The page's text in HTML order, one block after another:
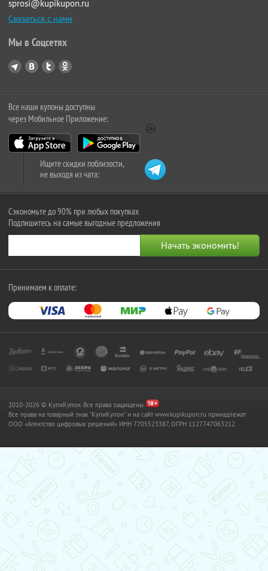
sprosi@kupikupon.ru
Связаться с нами
Мы в Соцсетях
Все наши купоны доступны
через Мобильное Приложение:
Ищите скидки поблизости,
не выходя из чата:
Сэкономьте до 90% при любых покупках
Подпишитесь на самые выгодные предложения
Принимаем к оплате:
2010-2026 © КупиКупон. Все права защищены.
Все права на товарный знак "КупиКупон" и на сайт www.kupikupon.ru принадлежат
OOO «Агентство цифровых решений» ИНН 7705523387, ОГРН 1127747063212